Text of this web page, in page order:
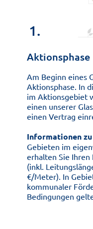
1.
Aktionsphase
Am Beginn eines
Aktionsphase. In
im Aktionsgebiet
einen unserer
einen Vertrag
Informationen
Gebieten im
erhalten Sie Ihren
(inkl.
€/Meter). In
kommunaler
Bedingungen